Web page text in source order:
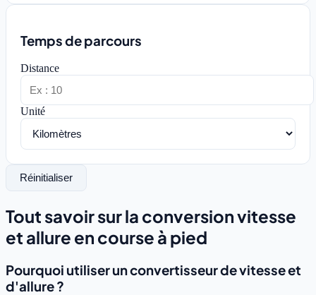
Temps de parcours
Distance
Unité
Réinitialiser
Tout savoir sur la conversion vitesse
et allure en course à pied
Pourquoi utiliser un convertisseur de vitesse et
d'allure ?